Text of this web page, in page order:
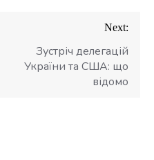
Next:
Зустріч делегацій
України та США: що
відомо